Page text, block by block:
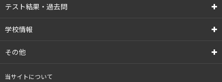
テスト結果・過去問
学校情報
その他
当サイトについて